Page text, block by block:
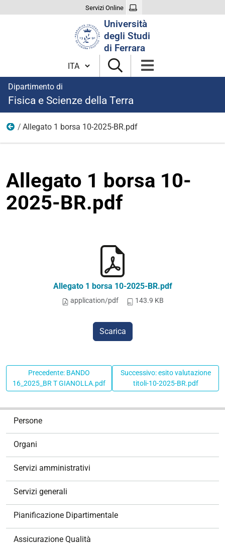
Servizi Online
Università
degli Studi
di Ferrara
Cambia lingua
Dipartimento di
Fisica e Scienze della Terra
modulistica borse 2025
Allegato 1 borsa 10-2025-BR.pdf
Allegato 1 borsa 10-
2025-BR.pdf
Allegato 1 borsa 10-2025-BR.pdf
application/pdf 143.9 KB
Scarica
Precedente: BANDO
16_2025_BR T GIANOLLA.pdf
Successivo: esito valutazione
titoli-10-2025-BR.pdf
Persone
Organi
Servizi amministrativi
Servizi generali
Pianificazione Dipartimentale
Assicurazione Qualità